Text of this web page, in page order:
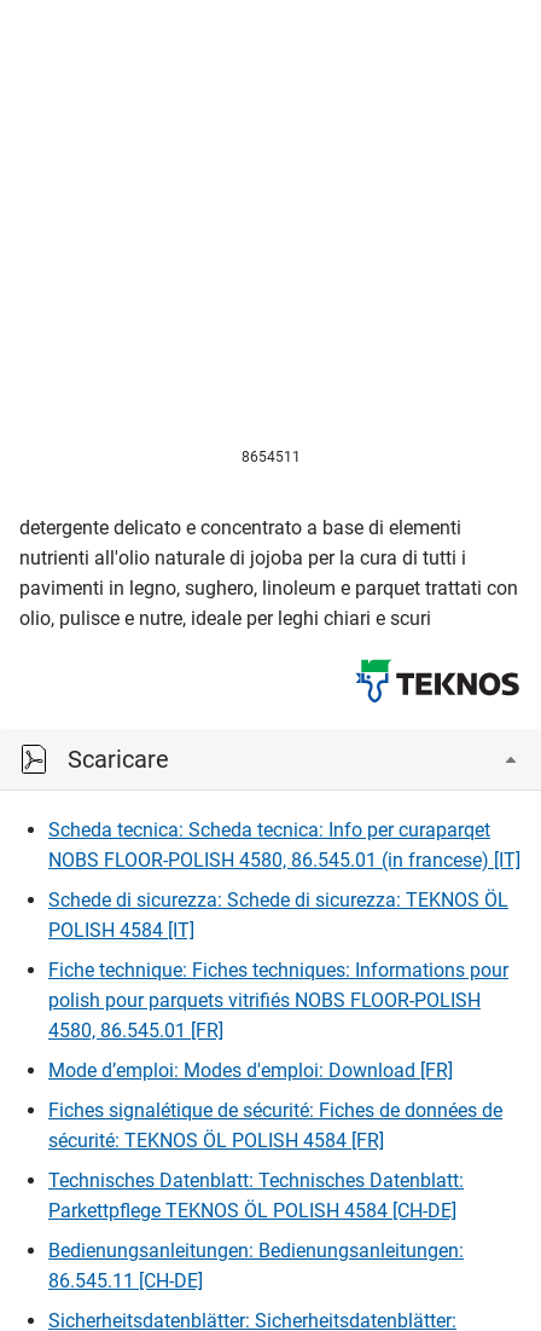
8654511
detergente delicato e concentrato a base di elementi
nutrienti all'olio naturale di jojoba per la cura di tutti i
pavimenti in legno, sughero, linoleum e parquet trattati con
olio, pulisce e nutre, ideale per leghi chiari e scuri
Scaricare
Scheda tecnica: Scheda tecnica: Info per curaparqet
NOBS FLOOR-POLISH 4580, 86.545.01 (in francese) [IT]
Schede di sicurezza: Schede di sicurezza: TEKNOS ÖL
POLISH 4584 [IT]
Fiche technique: Fiches techniques: Informations pour
polish pour parquets vitrifiés NOBS FLOOR-POLISH
4580, 86.545.01 [FR]
Mode d’emploi: Modes d'emploi: Download [FR]
Fiches signalétique de sécurité: Fiches de données de
sécurité: TEKNOS ÖL POLISH 4584 [FR]
Technisches Datenblatt: Technisches Datenblatt:
Parkettpflege TEKNOS ÖL POLISH 4584 [CH-DE]
Bedienungsanleitungen: Bedienungsanleitungen:
86.545.11 [CH-DE]
Sicherheitsdatenblätter: Sicherheitsdatenblätter: